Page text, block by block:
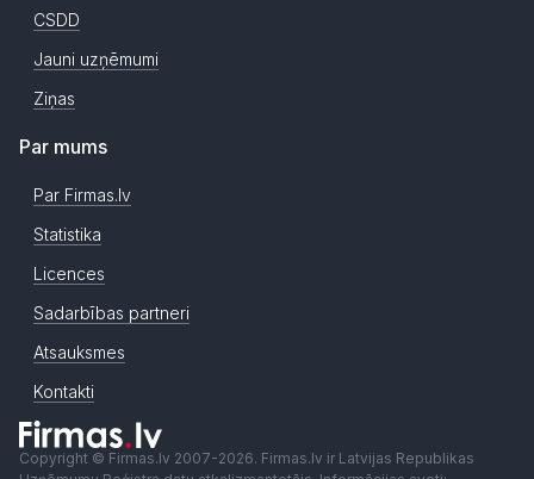
CSDD
Jauni uzņēmumi
Ziņas
Par mums
Par Firmas.lv
Statistika
Licences
Sadarbības partneri
Atsauksmes
Kontakti
Copyright © Firmas.lv 2007-2026. Firmas.lv ir Latvijas Republikas